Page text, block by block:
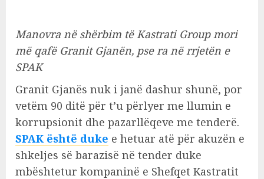
Manovra në shërbim të Kastrati Group mori
më qafë Granit Gjanën, pse ra në rrjetën e
SPAK
Granit Gjanës nuk i janë dashur shunë, por
vetëm 90 ditë për t’u përlyer me llumin e
korrupsionit dhe pazarllëqeve me tenderë.
SPAK është duke e hetuar atë për akuzën e
shkeljes së barazisë në tender duke
mbështetur kompaninë e Shefqet Kastratit